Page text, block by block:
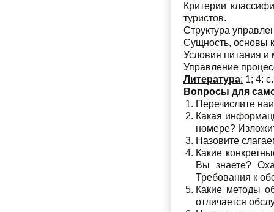
Критерии
туристов.
Структура
Сущность, основы
Условия питания
Управление
Литература: 1; 4:
Вопросы для
Перечислите
Какая
номере?
Назовите
Какие
Вы знаете?
Требования к
Какие методы
отличается